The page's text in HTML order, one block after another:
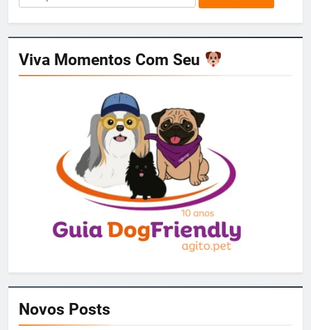
por:
Viva Momentos Com Seu
Novos Posts